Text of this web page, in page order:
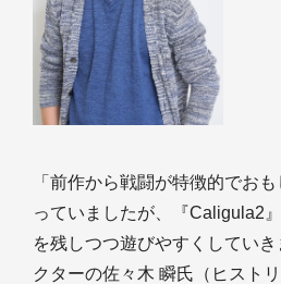
「前作から戦闘が特徴的でお
っていましたが、『Caligula2
を残しつつ遊びやすくしてい
クターの佐々木 瞬氏（ヒスト